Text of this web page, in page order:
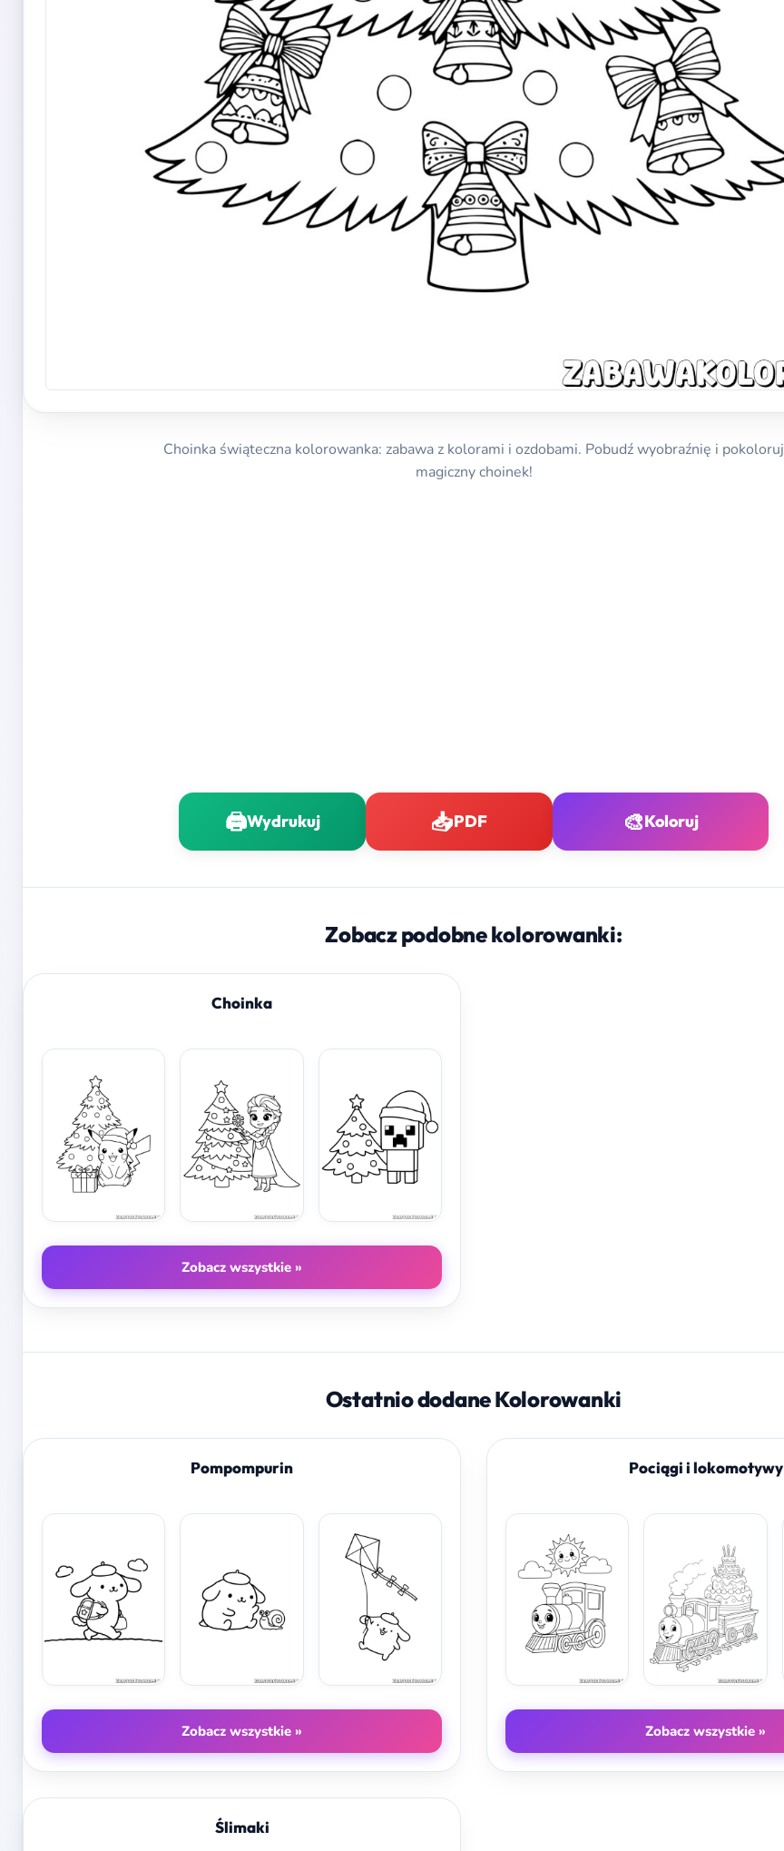
Choinka świąteczna kolorowanka: zabawa z kolorami i ozdobami. Pobudź wyobraźnię i pokoloruj
magiczny choinek!
🖨️Wydrukuj 📥PDF 🎨Koloruj
Zobacz podobne kolorowanki:
Choinka
Zobacz wszystkie »
Ostatnio dodane Kolorowanki
Pompompurin
Zobacz wszystkie »
Pociągi i lokomotywy
Zobacz wszystkie »
Ślimaki